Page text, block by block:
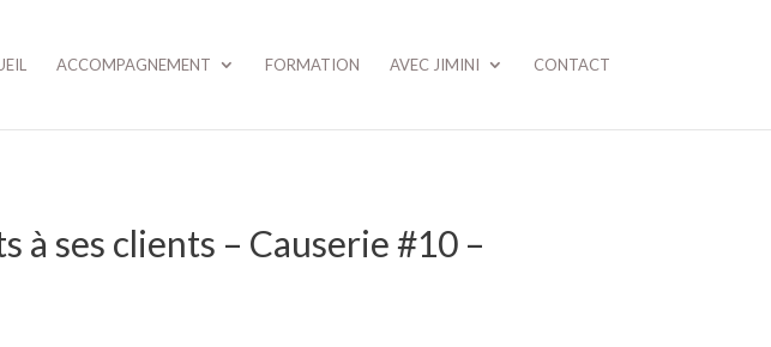
ACCOMPAGNEMENT FORMATION AVEC JIMINI CONTACT
à ses clients – Causerie #10 –